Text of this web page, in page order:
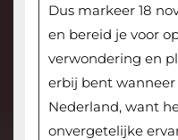
Dus markeer 18
en bereid je voor
verwondering en
erbij bent
Nederland, want
onvergetelijke